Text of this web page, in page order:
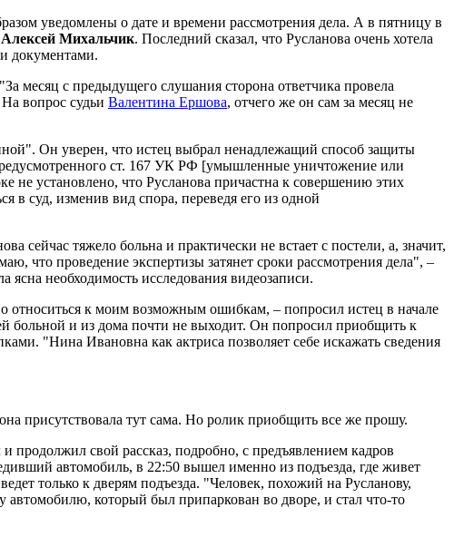
уведомлены о дате и времени рассмотрения дела. А в пятницу в
Алексей Михальчик. Последний сказал, что Русланова очень хотела
документами.
месяц с предыдущего слушания сторона ответчика провела
вопрос судьи Валентина Ершова, отчего же он сам за месяц не
Он уверен, что истец выбрал ненадлежащий способ защиты
ст. 167 УК РФ [умышленные уничтожение или
не установлено, что Русланова причастна к совершению этих
в суд, изменив вид спора, переведя его из одной
сейчас тяжело больна и практически не встает с постели, а, значит,
что проведение экспертизы затянет сроки рассмотрения дела", –
необходимость исследования видеозаписи.
относиться к моим возможным ошибкам, – попросил истец в начале
больной и из дома почти не выходит. Он попросил приобщить к
"Нина Ивановна как актриса позволяет себе искажать сведения
присутствовала тут сама. Но ролик приобщить все же прошу.
продолжил свой рассказ, подробно, с предъявлением кадров
автомобиль, в 22:50 вышел именно из подъезда, где живет
только к дверям подъезда. "Человек, похожий на Русланову,
автомобилю, который был припаркован во дворе, и стал что-то